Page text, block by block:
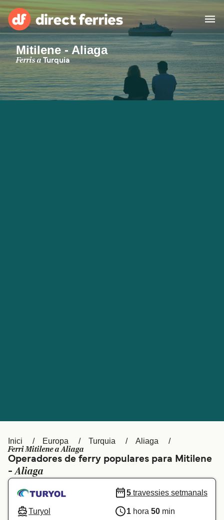
Països
Bitllets de Ferry
Ελλάδα Belgique (FR)
Polska Deutschland
Schweiz (DE) Norge
Mitilene - Aliaga
Ferris aTurquia
Inici Europa Turquia Aliaga
Ferri Mitilene a Aliaga
Operadores de ferry populares para Mitilene
-Aliaga
Turyol
5 travessies setmanals
1 hora 50 min